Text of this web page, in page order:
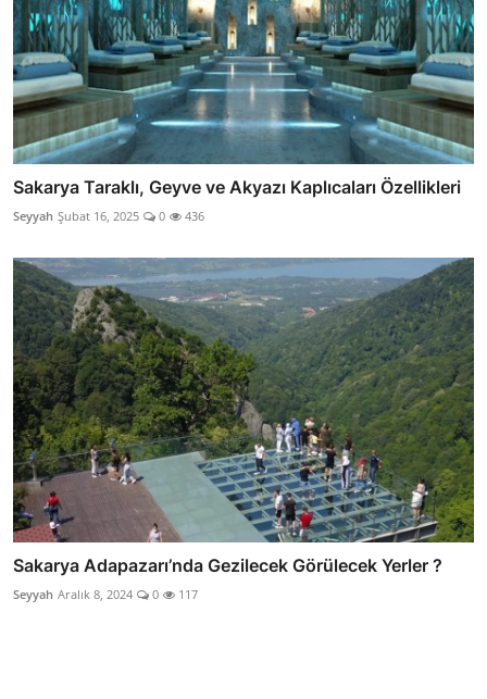
Sakarya Taraklı, Geyve ve Akyazı Kaplıcaları Özellikleri
Seyyah Şubat 16, 2025 0 436
Sakarya Adapazarı’nda Gezilecek Görülecek Yerler ?
Seyyah Aralık 8, 2024 0 117